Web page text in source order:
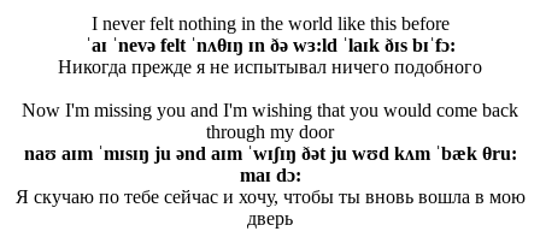
I never felt nothing in the world like this before
ˈaɪ ˈnevə felt ˈnʌθɪŋ ɪn ðə wɜ:ld ˈlaɪk ðɪs bɪˈfɔ:
Никогда прежде я не испытывал ничего подобного
Now I'm missing you and I'm wishing that you would come back
through my door
naʊ aɪm ˈmɪsɪŋ ju ənd aɪm ˈwɪʃɪŋ ðət ju wʊd kʌm ˈbæk θru:
maɪ dɔ:
Я скучаю по тебе сейчас и хочу, чтобы ты вновь вошла в мою
дверь